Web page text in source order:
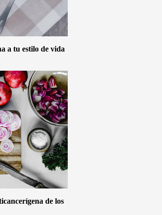
a tu estilo de vida
de los